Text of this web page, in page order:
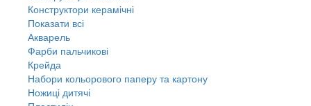
Конструктори керамічні
Показати всі
Акварель
Фарби пальчикові
Крейда
Набори кольорового паперу та картону
Ножиці дитячі